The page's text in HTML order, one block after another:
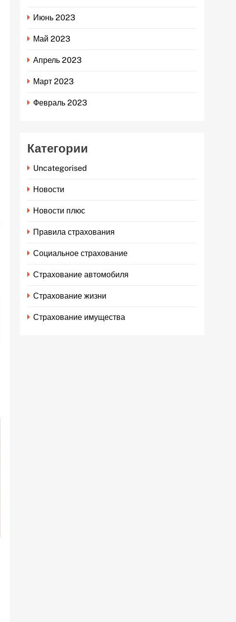
Июнь 2023
Май 2023
Апрель 2023
Март 2023
Февраль 2023
Категории
Uncategorised
Новости
Новости плюс
Правила страхования
Социальное страхование
Страхование автомобиля
Страхование жизни
Страхование имущества